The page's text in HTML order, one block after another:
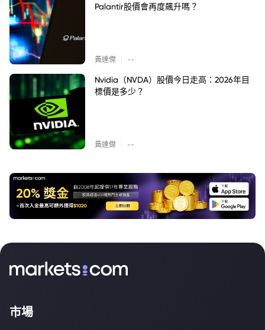
Palantir股價會再度飆升嗎？
黃達傑 --
Nvidia（NVDA）股價今日走高：2026年目
標價是多少？
黃達傑 --
市場